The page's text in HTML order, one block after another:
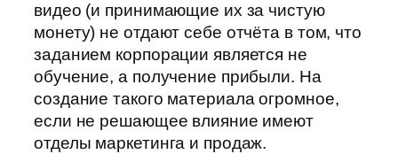
видео (и принимающие их за чистую
монету) не отдают себе отчёта в том, что
заданием корпорации является не
обучение, а получение прибыли. На
создание такого материала огромное,
если не решающее влияние имеют
отделы маркетинга и продаж.